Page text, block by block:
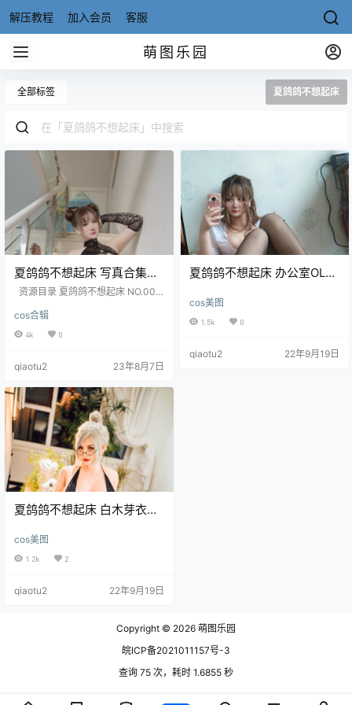
解压教程 加入会员 客服
萌图乐园
全部标签 夏鸽鸽不想起床
夏鸽鸽不想起床 写真合集
[32套][持续更新]
想起床 NO.002 白木芽衣子副会长
[47P-148MB] 夏鸽鸽不想起床 NO.
cos合辑
4k 0
qiaotu2 23年8月7日
夏鸽鸽不想起床 办公室OL
cos美图
1.5k 0
qiaotu2 22年9月19日
夏鸽鸽不想起床 白木芽衣子
cos美图
1.2k 2
qiaotu2 22年9月19日
Copyright © 2026 萌图乐园
皖ICP备2021011157号-3
查询 75 次，耗时 1.6855 秒